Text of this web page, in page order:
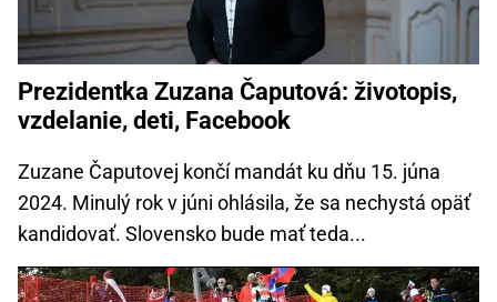
Prezidentka Zuzana Čaputová: životopis,
vzdelanie, deti, Facebook
Zuzane Čaputovej končí mandát ku dňu 15. júna
2024. Minulý rok v júni ohlásila, že sa nechystá opäť
kandidovať. Slovensko bude mať teda...